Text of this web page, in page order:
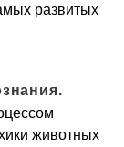
развитых
животных